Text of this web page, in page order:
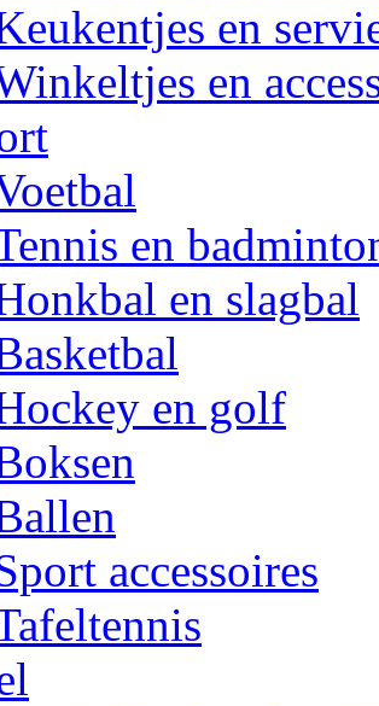
en
en
en
en slagbal
en golf
accessoires